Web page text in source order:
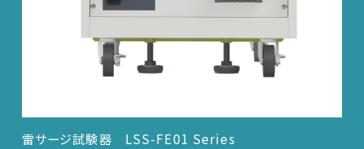
雷サージ試験器 LSS-FE01 Series